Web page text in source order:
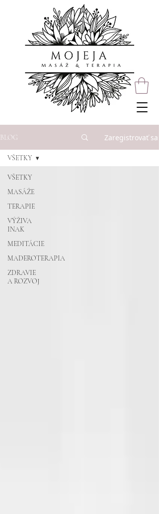
BLOG Zaregistrovať sa
VŠETKY
MASÁŽE
TERAPIE
VÝŽIVA
INAK
MEDITÁCIE
MADEROTERAPIA
ZDRAVIE
A ROZVOJ
VŠETKY